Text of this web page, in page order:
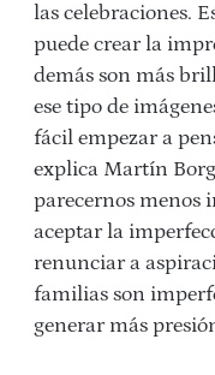
las celebraciones.
puede crear la
demás son más
ese tipo de
fácil empezar a
explica Martín
parecernos menos
aceptar la
renunciar a
familias son
generar más